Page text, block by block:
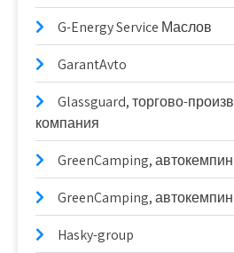
G-Energy Service Маслов
GarantAvto
Glassguard, торгово-
компания
GreenCamping,
GreenCamping,
Hasky-group